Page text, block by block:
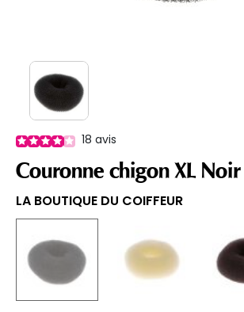
18 avis
Couronne chigon XL Noir
LA BOUTIQUE DU COIFFEUR
selected